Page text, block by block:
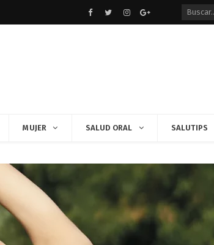
Facebook
TwitterinstagramGoogle+
MUJER SALUD ORAL SALUTIPS